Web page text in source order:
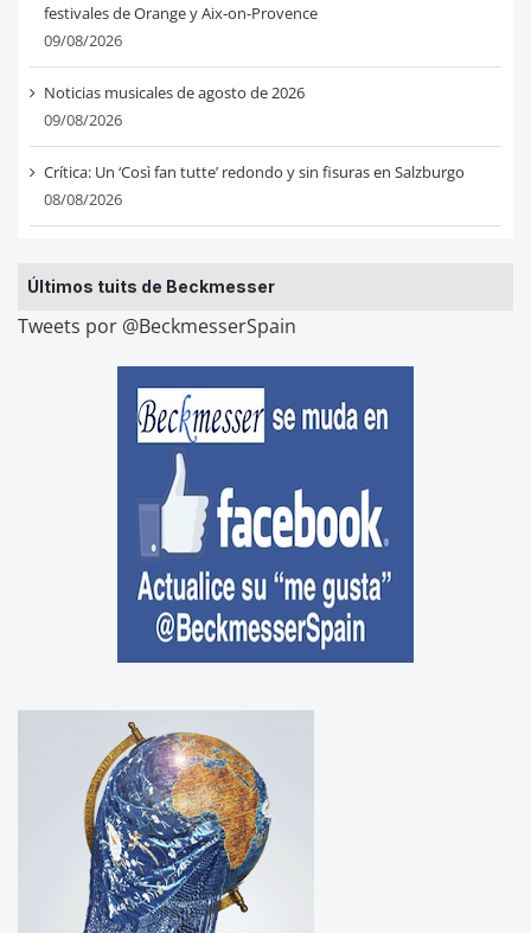
festivales de Orange y Aix-on-Provence
09/08/2026
Noticias musicales de agosto de 2026
09/08/2026
Crítica: Un ‘Così fan tutte’ redondo y sin fisuras en Salzburgo
08/08/2026
Últimos tuits de Beckmesser
Tweets por @BeckmesserSpain